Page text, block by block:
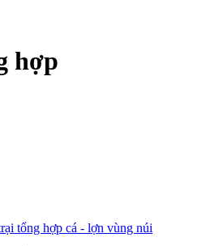
hợp
tổng hợp cá - lợn vùng núi